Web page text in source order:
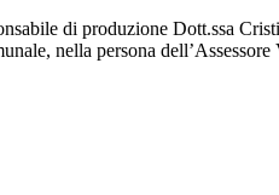
di produzione Dott.ssa
nella persona dell’Assessore